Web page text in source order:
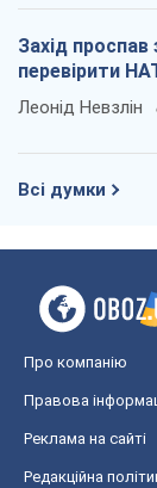
Захід
перевірити
Леонід Невзлін
Всі думки
Про компанію
Правова
Реклама на сайті
Редакційна